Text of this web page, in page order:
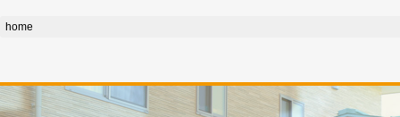
home